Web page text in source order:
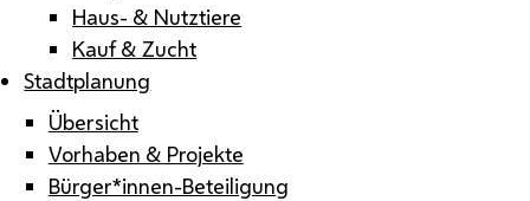
Haus- & Nutztiere
Kauf & Zucht
Stadtplanung
Übersicht
Vorhaben & Projekte
Bürger*innen-Beteiligung